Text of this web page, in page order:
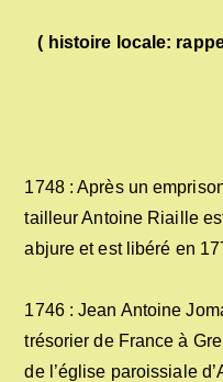
( histoire locale:
1748 : Après un
tailleur Antoine Riaille
abjure et est libéré en
1746 : Jean Antoine
trésorier de France à
de l’église paroissiale